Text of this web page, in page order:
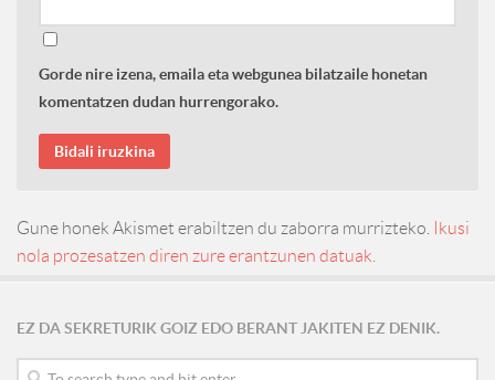
Gorde nire izena, emaila eta webgunea bilatzaile honetan
komentatzen dudan hurrengorako.
Gune honek Akismet erabiltzen du zaborra murrizteko.
Ikusi
nola prozesatzen diren zure erantzunen datuak.
EZ DA SEKRETURIK GOIZ EDO BERANT JAKITEN EZ DENIK.